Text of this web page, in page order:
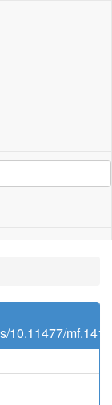
10.11477/